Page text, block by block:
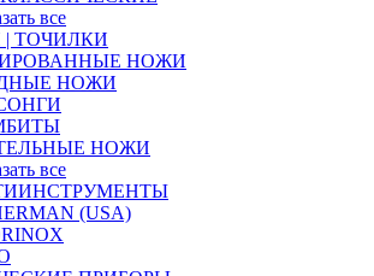
все
ТОЧИЛКИ
НОЖИ
НОЖИ
НОЖИ
все
(USA)